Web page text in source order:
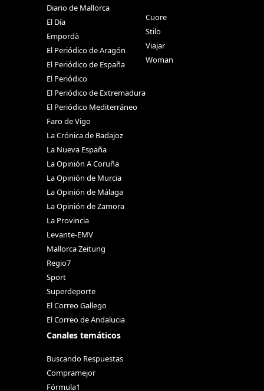
Diario de Mallorca
El Día
Empordà
El Periódico de Aragón
El Periódico de España
El Periódico
El Periódico de Extremadura
El Periódico Mediterráneo
Faro de Vigo
La Crónica de Badajoz
La Nueva España
La Opinión A Coruña
La Opinión de Murcia
La Opinión de Málaga
La Opinión de Zamora
La Provincia
Levante-EMV
Mallorca Zeitung
Regio7
Sport
Superdeporte
El Correo Gallego
El Correo de Andalucia
Canales temáticos
Buscando Respuestas
Compramejor
Fórmula1
Cuore
Stilo
Viajar
Woman